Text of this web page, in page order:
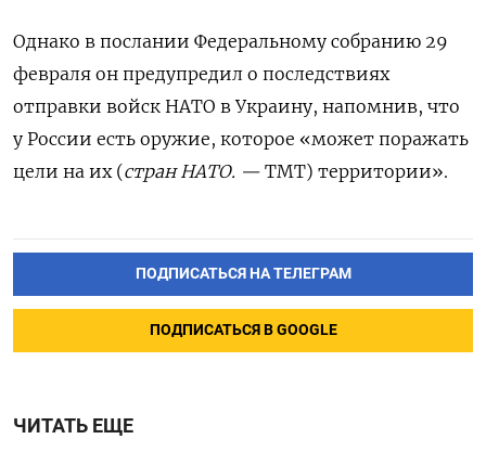
Однако в послании Федеральному собранию 29
февраля он предупредил о последствиях
отправки войск НАТО в Украину, напомнив, что
у России есть оружие, которое «может поражать
цели на их (стран НАТО. — ТМТ) территории».
ПОДПИСАТЬСЯ НА ТЕЛЕГРАМ
ПОДПИСАТЬСЯ В GOOGLE
ЧИТАТЬ ЕЩЕ